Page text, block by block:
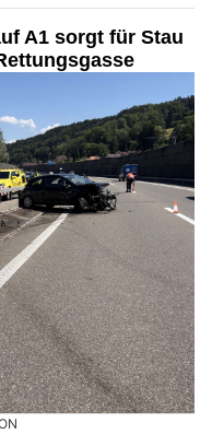
A1 sorgt für Stau